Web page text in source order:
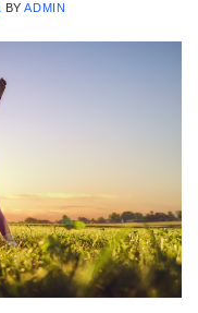
BYADMIN